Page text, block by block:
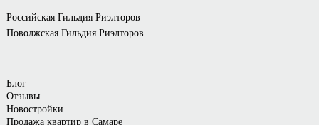
Российская Гильдия Риэлторов
Поволжская Гильдия Риэлторов
Блог
Отзывы
Новостройки
Продажа квартир в Самаре